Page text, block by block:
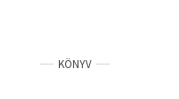
KÖNYV